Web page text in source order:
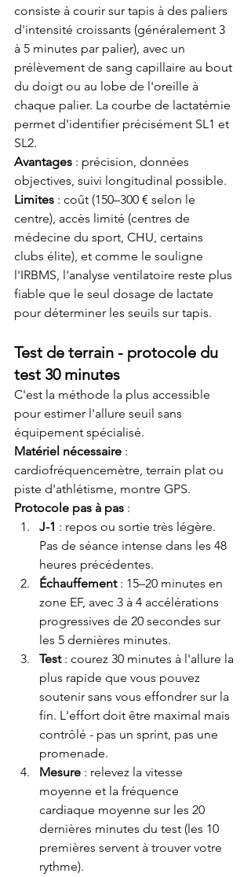
consiste à courir sur tapis à des paliers
d'intensité croissants (généralement 3
à 5 minutes par palier), avec un
prélèvement de sang capillaire au bout
du doigt ou au lobe de l'oreille à
chaque palier. La courbe de lactatémie
permet d'identifier précisément SL1 et
SL2.
Avantages : précision, données
objectives, suivi longitudinal possible.
Limites : coût (150–300 € selon le
centre), accès limité (centres de
médecine du sport, CHU, certains
clubs élite), et comme le souligne
l'IRBMS, l'analyse ventilatoire reste plus
fiable que le seul dosage de lactate
pour déterminer les seuils sur tapis.
Test de terrain - protocole du
test 30 minutes
C'est la méthode la plus accessible
pour estimer l'allure seuil sans
équipement spécialisé.
Matériel nécessaire :
cardiofréquencemètre, terrain plat ou
piste d'athlétisme, montre GPS.
Protocole pas à pas :
J-1 : repos ou sortie très légère.
Pas de séance intense dans les 48
heures précédentes.
Échauffement : 15–20 minutes en
zone EF, avec 3 à 4 accélérations
progressives de 20 secondes sur
les 5 dernières minutes.
Test : courez 30 minutes à l'allure la
plus rapide que vous pouvez
soutenir sans vous effondrer sur la
fin. L'effort doit être maximal mais
contrôlé - pas un sprint, pas une
promenade.
Mesure : relevez la vitesse
moyenne et la fréquence
cardiaque moyenne sur les 20
dernières minutes du test (les 10
premières servent à trouver votre
rythme).